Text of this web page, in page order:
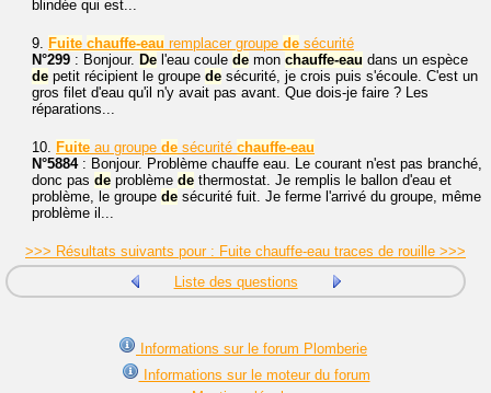
blindée qui est...
9. Fuite chauffe-eau remplacer groupe de sécurité
N°299 : Bonjour. De l'eau coule de mon chauffe-eau dans un espèce
de petit récipient le groupe de sécurité, je crois puis s'écoule. C'est un
gros filet d'eau qu'il n'y avait pas avant. Que dois-je faire ? Les
réparations...
10. Fuite au groupe de sécurité chauffe-eau
N°5884: Bonjour. Problème chauffe eau. Le courant n'est pas branché,
donc pas de problème de thermostat. Je remplis le ballon d'eau et
problème, le groupe de sécurité fuit. Je ferme l'arrivé du groupe, même
problème il...
>>> Résultats suivants pour : Fuite chauffe-eau traces de rouille >>>
Liste des questions
Informations sur le forum Plomberie
Informations sur le moteur du forum